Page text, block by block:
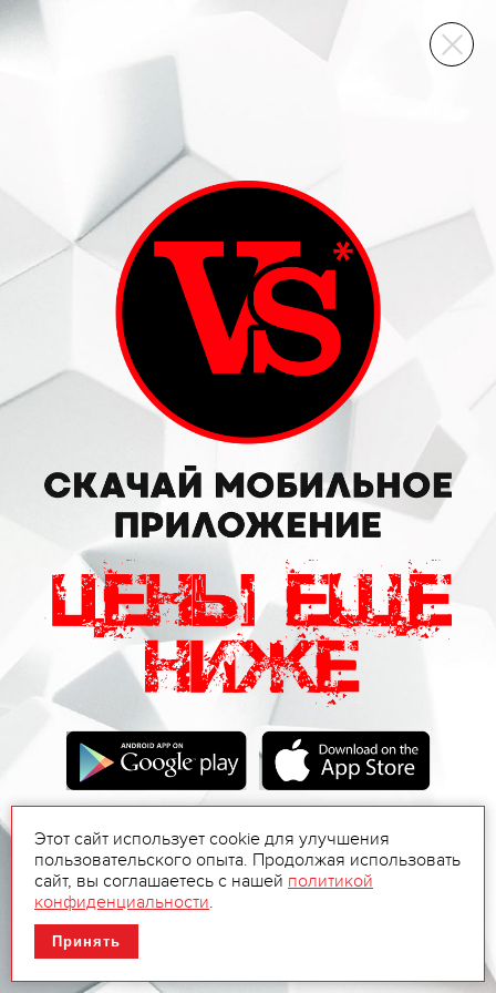
ВИННЫЙ СКЛАД
Этот сайт использует cookie для улучшения
пользовательского опыта. Продолжая использовать
сайт, вы соглашаетесь с нашей политикой
конфиденциальности.
Принять